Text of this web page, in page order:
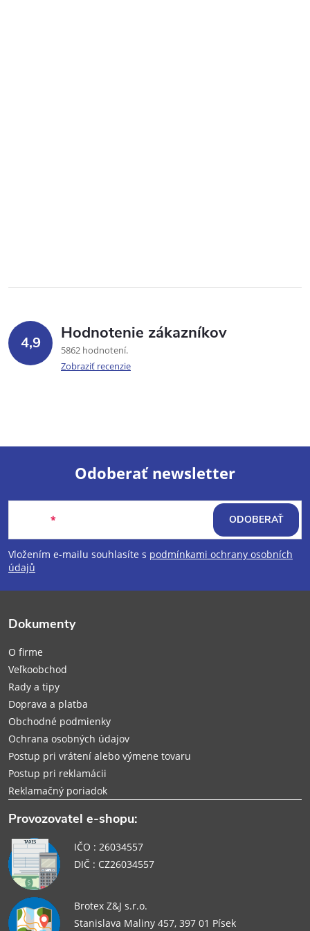
4,9 Hodnotenie zákazníkov
5862 hodnotení
Zobraziť recenzie
Z
á
p
e
Odoberať newsletter
Vložením e-mailu souhlasíte s podmínkami ochrany osobních
údajů
ODOBERAŤ
Dokumenty
O firme
Veľkoobchod
Rady a tipy
Doprava a platba
Obchodné podmienky
Ochrana osobných údajov
Postup pri vrátení alebo výmene tovaru
Postup pri reklamácii
Reklamačný poriadok
Provozovatel e-shopu:
IČO : 26034557
DIČ : CZ26034557
Brotex Z&J s.r.o.
Stanislava Maliny 457, 397 01 Písek